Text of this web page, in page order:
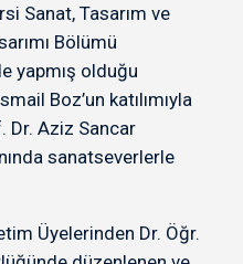
Sanat, Tasarım ve
Bölümü
yapmış olduğu
Boz’un katılımıyla
Dr. Aziz Sancar
sanatseverlerle
Üyelerinden Dr. Öğr.